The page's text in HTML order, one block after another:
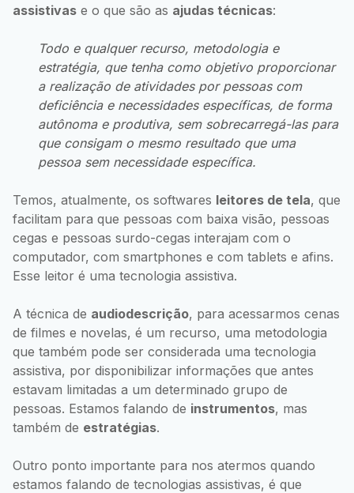
assistivas e o que são as ajudas técnicas:
Todo e qualquer recurso, metodologia e
estratégia, que tenha como objetivo proporcionar
a realização de atividades por pessoas com
deficiência e necessidades específicas, de forma
autônoma e produtiva, sem sobrecarregá-las para
que consigam o mesmo resultado que uma
pessoa sem necessidade específica.
Temos, atualmente, os softwares leitores de tela, que
facilitam para que pessoas com baixa visão, pessoas
cegas e pessoas surdo-cegas interajam com o
computador, com smartphones e com tablets e afins.
Esse leitor é uma tecnologia assistiva.
A técnica de audiodescrição, para acessarmos cenas
de filmes e novelas, é um recurso, uma metodologia
que também pode ser considerada uma tecnologia
assistiva, por disponibilizar informações que antes
estavam limitadas a um determinado grupo de
pessoas. Estamos falando de instrumentos, mas
também de estratégias.
Outro ponto importante para nos atermos quando
estamos falando de tecnologias assistivas, é que